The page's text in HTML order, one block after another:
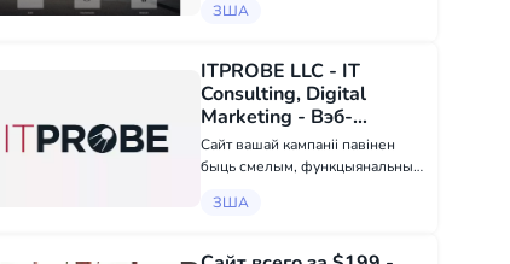
мінімалістычным вэб-дызайне,
такіх кампаній, як Apple і Tesla.
Мы ствараем дызайн сайтаў у Н...
ЗША
ITPROBE LLC - IT
Consulting, Digital
Marketing - Вэб-
дызайн, Рэкламная
акцыя у ЗША
Сайт вашай кампаніі павінен
быць смелым, функцыянальным
спецыялізуецца на дапамозе
унікальныя якасці праз
ЗША